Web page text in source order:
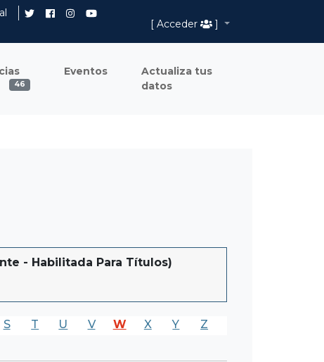
[ Acceder
]
46
Eventos
Actualiza tus
datos
- Habilitada Para Títulos)
S T U V W X Y Z